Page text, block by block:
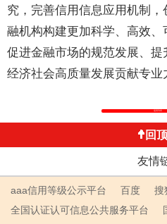
究，完善信用信息应用机制
融机构构建更加科学、高效
促进金融市场的规范发展、
经济社会高质量发展贡献专业
返回列表
回
友情
aaa信用等级公示平台 百度 搜
全国认证认可信息公共服务平台